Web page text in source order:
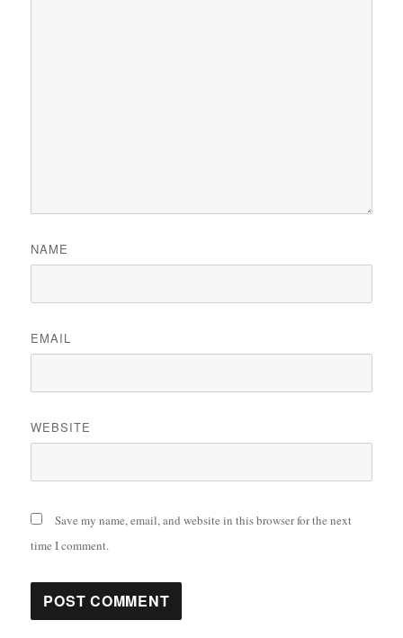
NAME
EMAIL
WEBSITE
Save my name, email, and website in this browser for the next
time I comment.